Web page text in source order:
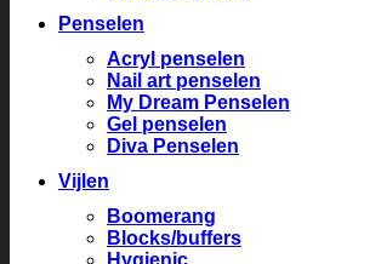
Penselen
Acryl penselen
Nail art penselen
My Dream Penselen
Gel penselen
Diva Penselen
Vijlen
Boomerang
Blocks/buffers
Hygienic